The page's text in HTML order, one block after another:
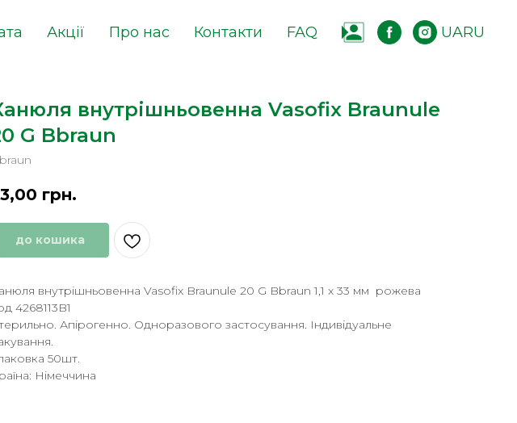
Акції Про нас Контакти FAQ UARU
внутрішньовенна Vasofix Braunule
G Bbraun
грн.
до кошика
внутрішньовенна Vasofix Braunule 20 G Bbraun 1,1 x 33 мм рожева
4268113B1
Апірогенно. Одноразового застосування. Індивідуальне
50шт.
Німеччина